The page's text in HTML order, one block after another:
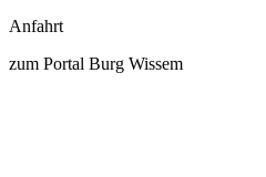
Anfahrt
zum Portal Burg Wissem